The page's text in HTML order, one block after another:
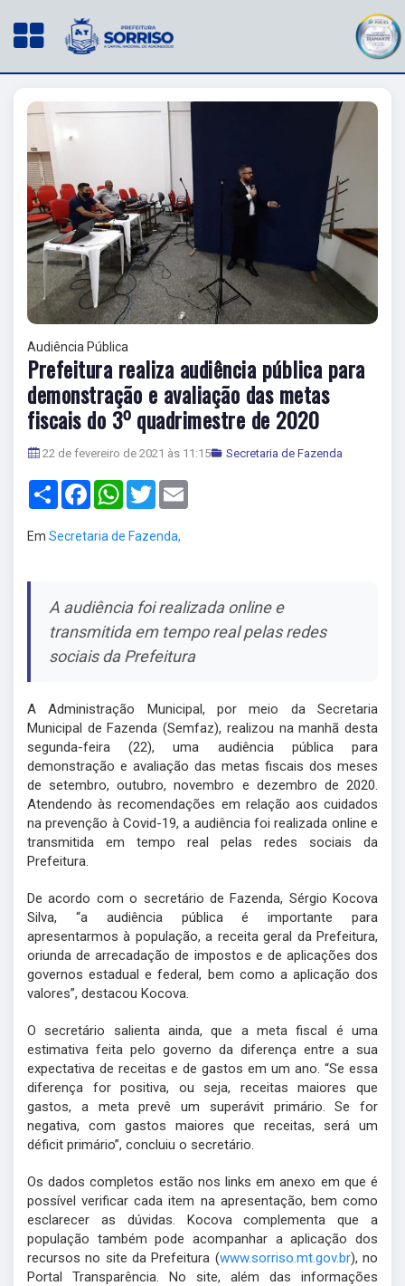
Audiência Pública
Prefeitura realiza audiência pública para
demonstração e avaliação das metas
fiscais do 3⁰ quadrimestre de 2020
22 de fevereiro de 2021 às 11:15 Secretaria de Fazenda
Share FacebookWhatsApp
Twitter
Em Secretaria de Fazenda,
A audiência foi realizada online e
transmitida em tempo real pelas redes
sociais da Prefeitura
A Administração Municipal, por meio da Secretaria
Municipal de Fazenda (Semfaz), realizou na manhã desta
segunda-feira (22), uma audiência pública para
demonstração e avaliação das metas fiscais dos meses
de setembro, outubro, novembro e dezembro de 2020.
Atendendo às recomendações em relação aos cuidados
na prevenção à Covid-19, a audiência foi realizada online e
transmitida em tempo real pelas redes sociais da
Prefeitura.
De acordo com o secretário de Fazenda, Sérgio Kocova
Silva, “a audiência pública é importante para
apresentarmos à população, a receita geral da Prefeitura,
oriunda de arrecadação de impostos e de aplicações dos
governos estadual e federal, bem como a aplicação dos
valores”, destacou Kocova.
O secretário salienta ainda, que a meta fiscal é uma
estimativa feita pelo governo da diferença entre a sua
expectativa de receitas e de gastos em um ano. “Se essa
diferença for positiva, ou seja, receitas maiores que
gastos, a meta prevê um superávit primário. Se for
negativa, com gastos maiores que receitas, será um
déficit primário”, concluiu o secretário.
Os dados completos estão nos links em anexo em que é
possível verificar cada item na apresentação, bem como
esclarecer as dúvidas. Kocova complementa que a
população também pode acompanhar a aplicação dos
recursos no site da Prefeitura (www.sorriso.mt.gov.br), no
Portal Transparência. No site, além das informações